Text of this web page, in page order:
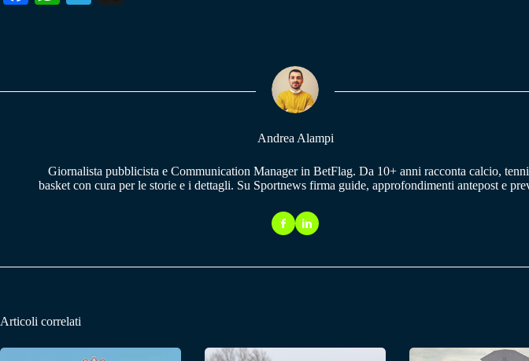
pp m
Andrea Alampi
Giornalista pubblicista e Communication Manager in BetFlag. Da 10+ anni racconta calcio,
basket con cura per le storie e i dettagli. Su Sportnews firma guide, approfondimenti antepost e
Articoli correlati